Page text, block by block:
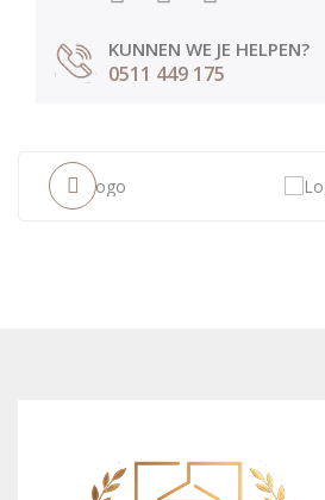
KUNNEN WE JE HELPEN?
0511 449 175